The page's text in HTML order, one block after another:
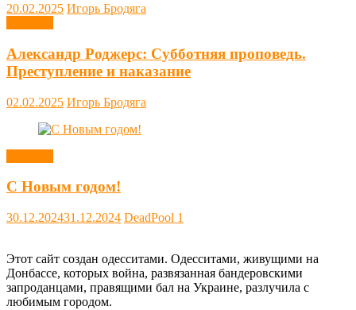
20.02.2025 Игорь Бродяга
Александр Роджерс: Субботняя проповедь.
Преступление и наказание
02.02.2025 Игорь Бродяга
С Новым годом!
30.12.202431.12.2024 DeadPool 1
Этот сайт создан одесситами. Одесситами, живущими на
Донбассе, которых война, развязанная бандеровскими
запроданцами, правящими бал на Украине, разлучила с
любимым городом.